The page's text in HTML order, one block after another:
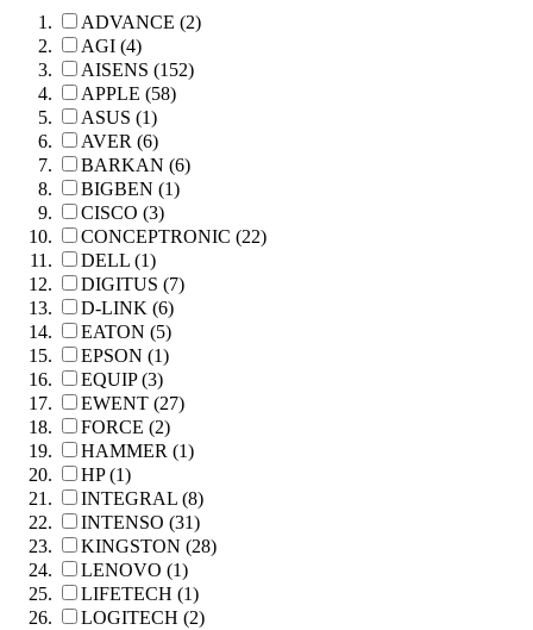
ADVANCE (2)
AGI (4)
AISENS (152)
APPLE (58)
ASUS (1)
AVER (6)
BARKAN (6)
BIGBEN (1)
CISCO (3)
CONCEPTRONIC (22)
DELL (1)
DIGITUS (7)
D-LINK (6)
EATON (5)
EPSON (1)
EQUIP (3)
EWENT (27)
FORCE (2)
HAMMER (1)
HP (1)
INTEGRAL (8)
INTENSO (31)
KINGSTON (28)
LENOVO (1)
LIFETECH (1)
LOGITECH (2)